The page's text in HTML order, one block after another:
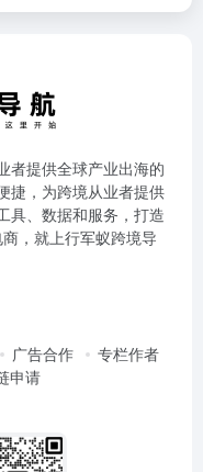
者提供全球产业出海的
捷，为跨境从业者提供
具、数据和服务，打造
，就上行军蚁跨境导
广告合作
专栏作者
申请